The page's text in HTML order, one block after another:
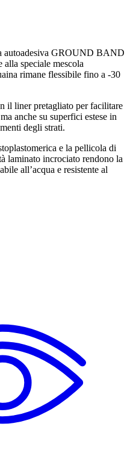
autoadesiva GROUND BAND
alla speciale mescola
rimane flessibile fino a -30
il liner pretagliato per facilitare
anche su superfici estese in
degli strati.
e la pellicola di
laminato incrociato rendono la
all’acqua e resistente al